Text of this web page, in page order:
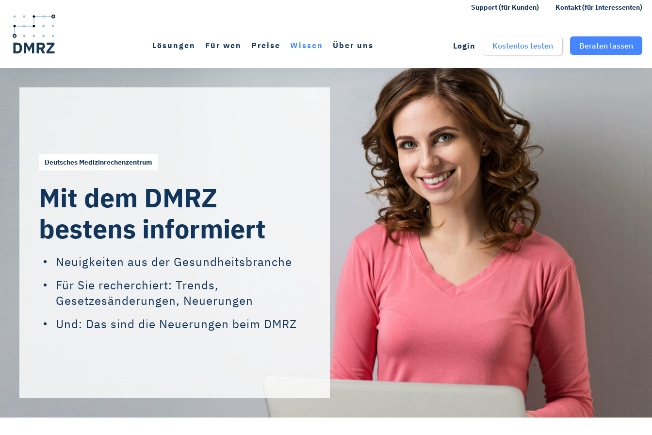
Support (für Kunden) Kontakt (für Interessenten)
Lösungen Für wen Preise Wissen Über uns Login Kostenlos testen Beraten lassen
Deutsches Medizinrechenzentrum
Mit dem DMRZ
bestens informiert
Neuigkeiten aus der Gesundheitsbranche
Für Sie recherchiert: Trends,
Gesetzesänderungen, Neuerungen
Und: Das sind die Neuerungen beim DMRZ